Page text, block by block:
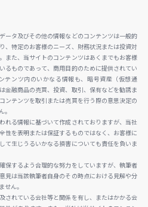
ータ及びその他の情報などのコンテンツは一般的
、特定のお客様のニーズ、財務状況または投資対
また、当サイトのコンテンツはあくまでもお客様
るものであって、商用目的のために提供されてい
テンツ内のいかなる情報も、暗号資産（仮想通
金融商品の売買、投資、取引、保有などを勧誘ま
ンテンツを取引または売買を行う際の意思決定の
。
れる情報に基づいて作成されておりますが、当社
性を表明または保証するものではなく、お客様に
て生じうるいかなる損害についても責任を負いま
保するよう合理的な努力をしていますが、執筆者
見は当該執筆者自身のその時点における見解や分
せん。
されている会社等と関係を有し、またはかかる会